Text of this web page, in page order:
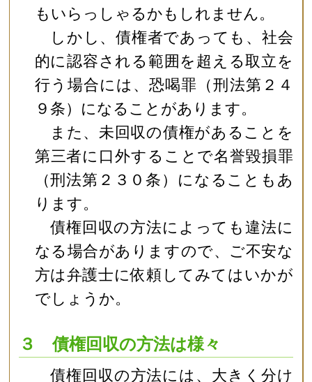
もいらっしゃるかもしれません。
しかし、債権者であっても、社会
的に認容される範囲を超える取立を
行う場合には、恐喝罪（刑法第２４
９条）になることがあります。
また、未回収の債権があることを
第三者に口外することで名誉毀損罪
（刑法第２３０条）になることもあ
ります。
債権回収の方法によっても違法に
なる場合がありますので、ご不安な
方は弁護士に依頼してみてはいかが
でしょうか。
３ 債権回収の方法は様々
債権回収の方法には、大きく分け